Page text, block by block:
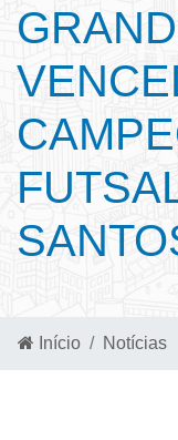
Início Notícias